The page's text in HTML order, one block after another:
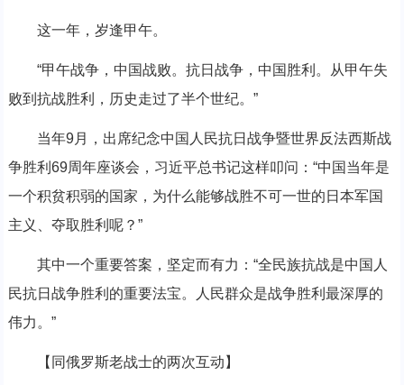
这一年，岁逢甲午。
“甲午战争，中国战败。抗日战争，中国胜利。从甲午失
败到抗战胜利，历史走过了半个世纪。”
当年9月，出席纪念中国人民抗日战争暨世界反法西斯战
争胜利69周年座谈会，习近平总书记这样叩问：“中国当年是
一个积贫积弱的国家，为什么能够战胜不可一世的日本军国
主义、夺取胜利呢？”
其中一个重要答案，坚定而有力：“全民族抗战是中国人
民抗日战争胜利的重要法宝。人民群众是战争胜利最深厚的
伟力。”
【同俄罗斯老战士的两次互动】